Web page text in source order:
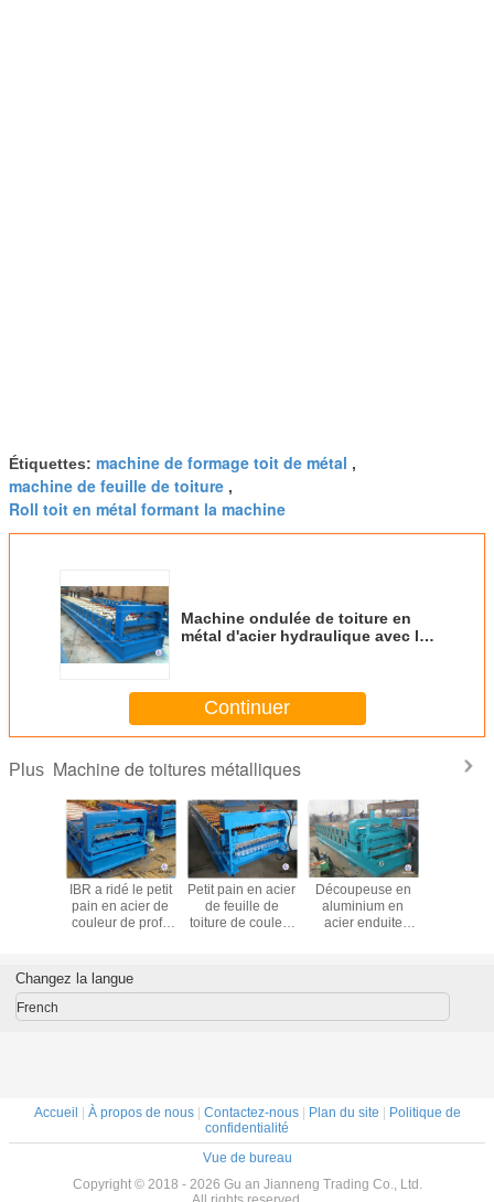
Étiquettes: machine de formage toit de métal ,
machine de feuille de toiture ,
Roll toit en métal formant la machine
Machine ondulée de toiture en
métal d'acier hydraulique avec le
Continuer
Plus Machine de toitures métalliques
la
la
IBR a ridé le petit
pain en acier de
couleur de profil
convertisseur de
fréquence 5.5kw
Petit pain en acier
de feuille de
toiture de couleur
Découpeuse en
aluminium en
acier enduite
aucun bruit
Changez la langue
French
Accueil | À propos de nous| Contactez-nous| Plan du site | Politique de
confidentialité
Vue de bureau
Copyright © 2018 - 2026 Gu an Jianneng Trading Co., Ltd.